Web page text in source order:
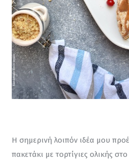
Η σημερινή λοιπόν ιδέα μου
πακετάκι με τορτίγιες ολικής